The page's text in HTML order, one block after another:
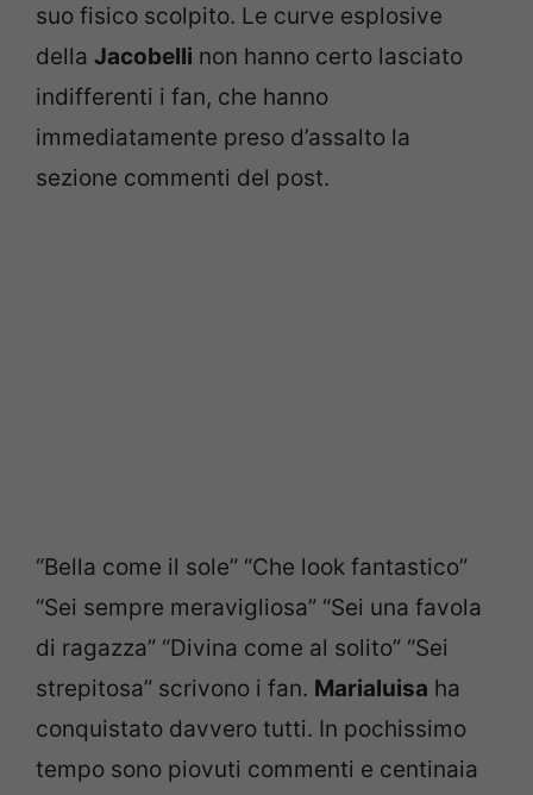
suo fisico scolpito. Le curve esplosive
della Jacobelli non hanno certo lasciato
indifferenti i fan, che hanno
immediatamente preso d’assalto la
sezione commenti del post.
“Bella come il sole” “Che look fantastico”
“Sei sempre meravigliosa” “Sei una favola
di ragazza” “Divina come al solito” “Sei
strepitosa” scrivono i fan. Marialuisa ha
conquistato davvero tutti. In pochissimo
tempo sono piovuti commenti e centinaia